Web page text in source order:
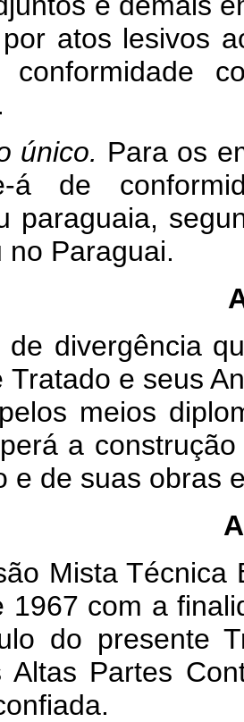
atos lesivos
conformidade
único. Para os
á de
paraguaia,
no Paraguai.
de divergência
Tratado e seus
meios
a
e de suas obras
Mista
1967 com a
do presente
Altas Partes